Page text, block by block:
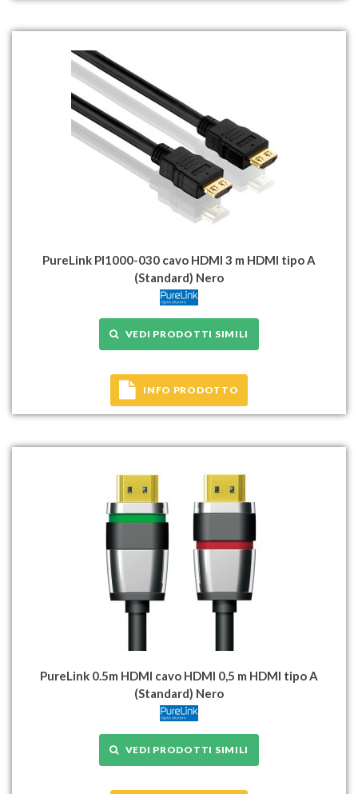
PureLink PI1000-030 cavo HDMI 3 m HDMI tipo A
(Standard) Nero
VEDI PRODOTTI SIMILI
INFO PRODOTTO
PureLink 0.5m HDMI cavo HDMI 0,5 m HDMI tipo A
(Standard) Nero
VEDI PRODOTTI SIMILI